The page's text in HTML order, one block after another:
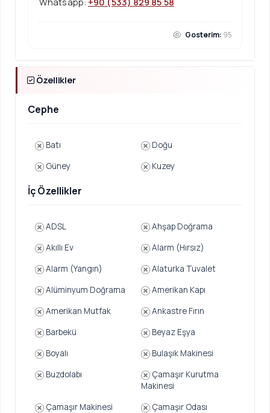
Gosterim: 95
Özellikler
Cephe
Batı
Doğu
Güney
Kuzey
İç Özellikler
ADSL
Ahşap Doğrama
Akıllı Ev
Alarm (Hırsız)
Alarm (Yangın)
Alaturka Tuvalet
Alüminyum Doğrama
Amerikan Kapı
Amerikan Mutfak
Ankastre Fırın
Barbekü
Beyaz Eşya
Boyalı
Bulaşık Makinesi
Buzdolabı
Çamaşır Kurutma
Makinesi
Çamaşır Makinesi
Çamaşır Odası